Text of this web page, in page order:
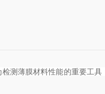
测薄膜材料性能的重要工具